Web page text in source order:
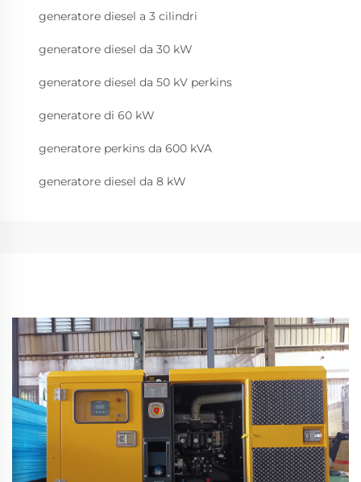
generatore diesel a 3 cilindri
generatore diesel da 30 kW
generatore diesel da 50 kV perkins
generatore di 60 kW
generatore perkins da 600 kVA
generatore diesel da 8 kW